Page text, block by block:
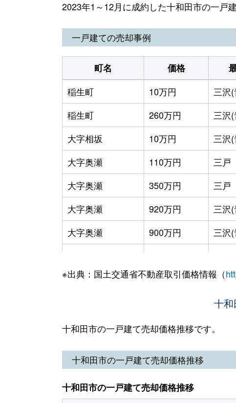
2023年1～12月に成約した十和田市の一戸
一戸建ての売却事例
町名 価格
稲生町
10万円 三沢
稲生町
260万円 三沢
大字相坂
10万円 三沢
大字奥瀬
110万円 三戸
大字奥瀬
350万円 三戸
大字奥瀬
920万円 三沢
大字奥瀬
900万円 三沢
大字三本木
2,500万円 三沢
三沢
西一番町
450万円
西二番町
850万円 三沢
西二番町
720万円 三沢
西五番町
1,200万円 三沢
※出典：国土交通省不動産取引価格情報（
十和
十和田市の一戸建て売却価格推移です。
十和田市の一戸建て売却価格推移
十和田市の一戸建て売却価格推移